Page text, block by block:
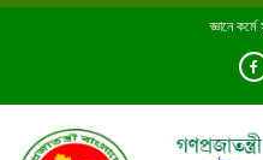
Skip
জ্ঞানে